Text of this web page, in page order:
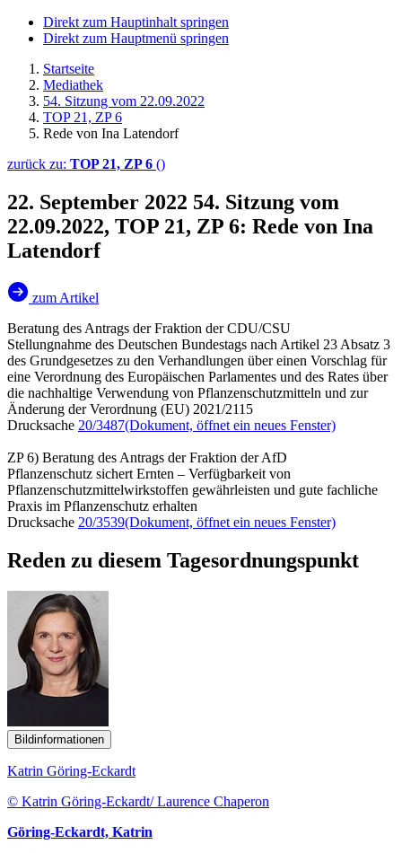
Direkt zum Hauptinhalt springen
Direkt zum Hauptmenü springen
Startseite
Mediathek
54. Sitzung vom 22.09.2022
TOP 21, ZP 6
Rede von Ina Latendorf
zurück zu: TOP 21, ZP 6 ()
22. September 2022 54. Sitzung vom
22.09.2022, TOP 21, ZP 6: Rede von Ina
Latendorf
zum Artikel
Beratung des Antrags der Fraktion der CDU/CSU
Stellungnahme des Deutschen Bundestags nach Artikel 23 Absatz 3
des Grundgesetzes zu den Verhandlungen über einen Vorschlag für
eine Verordnung des Europäischen Parlamentes und des Rates über
die nachhaltige Verwendung von Pflanzenschutzmitteln und zur
Änderung der Verordnung (EU) 2021/2115
Drucksache 20/3487(Dokument, öffnet ein neues Fenster)
ZP 6) Beratung des Antrags der Fraktion der AfD
Pflanzenschutz sichert Ernten – Verfügbarkeit von
Pflanzenschutzmittelwirkstoffen gewährleisten und gute fachliche
Praxis im Pflanzenschutz erhalten
Drucksache 20/3539(Dokument, öffnet ein neues Fenster)
Reden zu diesem Tagesordnungspunkt
Bildinformationen
Katrin Göring-Eckardt
© Katrin Göring-Eckardt/ Laurence Chaperon
Göring-Eckardt, Katrin